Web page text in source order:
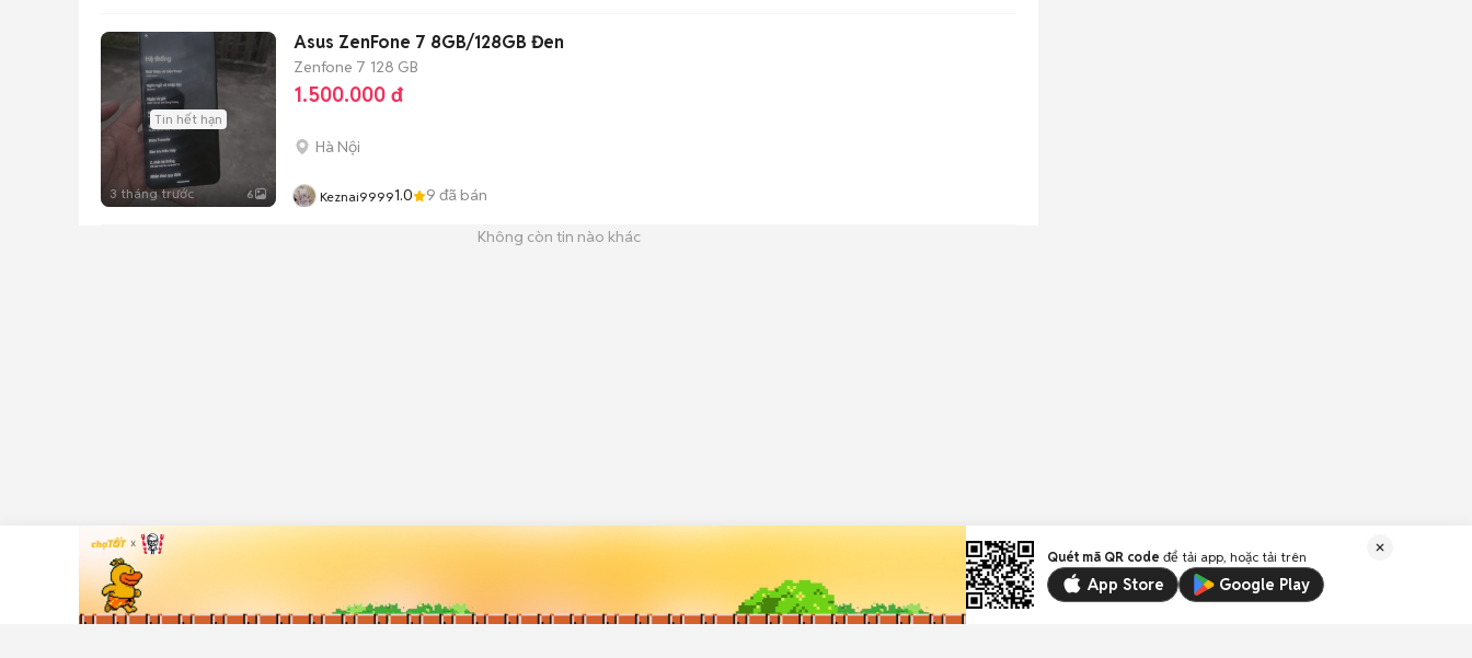
Tin hết hạn
3 tháng trước 6
Asus ZenFone 7 8GB/128GB Đen
Zenfone 7 128 GB
1.500.000 đ
Hà Nội
Keznai99991.0 9 đã bán
Không còn tin nào khác
Quét mã QR code để tải app, hoặc tải trên
App Store Google Play